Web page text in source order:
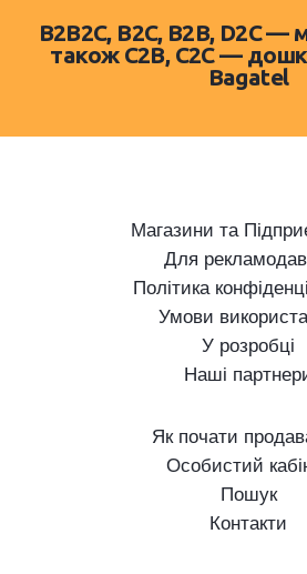
B2B2C, B2C, B2B, D2C —
також C2B, C2C —
Bagatel
Магазини та
Для
Політика
Умови
У розробці
Наші
Як почати
Особистий
Пошук
Контакти